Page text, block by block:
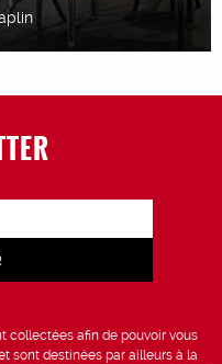
collectées afin de pouvoir vous
sont destinées par ailleurs à la